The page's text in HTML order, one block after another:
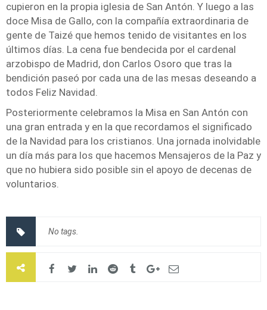
cupieron en la propia iglesia de San Antón. Y luego a las
doce Misa de Gallo, con la compañía extraordinaria de
gente de Taizé que hemos tenido de visitantes en los
últimos días. La cena fue bendecida por el cardenal
arzobispo de Madrid, don Carlos Osoro que tras la
bendición paseó por cada una de las mesas deseando a
todos Feliz Navidad.
Posteriormente celebramos la Misa en San Antón con
una gran entrada y en la que recordamos el significado
de la Navidad para los cristianos. Una jornada inolvidable
un día más para los que hacemos Mensajeros de la Paz y
que no hubiera sido posible sin el apoyo de decenas de
voluntarios.
No tags.